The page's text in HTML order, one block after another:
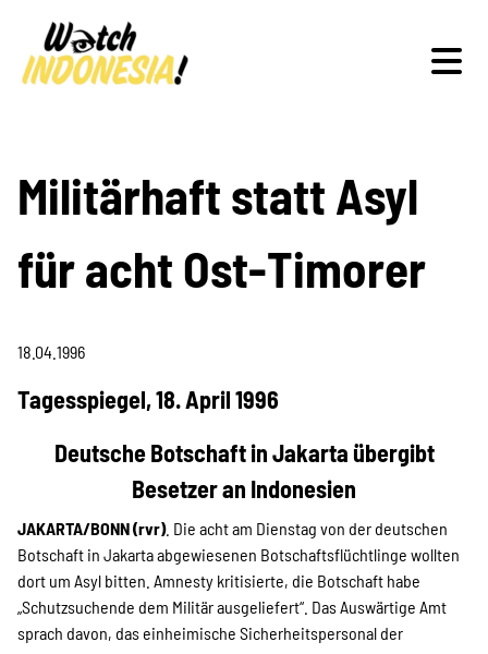
Schwerpunkte
Veranstaltungen
Publikationen
Projekte
Kampagne
Militärhaft statt Asyl
für acht Ost-Timorer
18.04.1996
Tagesspiegel, 18. April 1996
Deutsche Botschaft in Jakarta übergibt
Besetzer an Indonesien
JAKARTA/BONN (rvr). Die acht am Dienstag von der deutschen
Botschaft in Jakarta abgewiesenen Botschaftsflüchtlinge wollten
dort um Asyl bitten. Amnesty kritisierte, die Botschaft habe
„Schutzsuchende dem Militär ausgeliefert“. Das Auswärtige Amt
sprach davon, das einheimische Sicherheitspersonal der